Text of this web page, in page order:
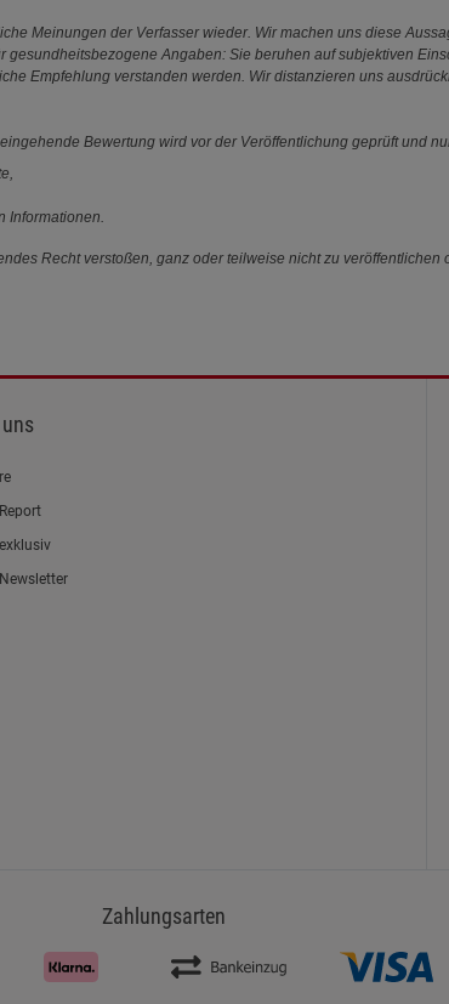
Meinungen der Verfasser wieder. Wir machen uns diese
Angaben: Sie beruhen auf subjektiven
Empfehlung verstanden werden. Wir distanzieren uns
Bewertung wird vor der Veröffentlichung geprüft und
Informationen.
Recht verstoßen, ganz oder teilweise nicht zu veröffentlichen
Zahlungsarten